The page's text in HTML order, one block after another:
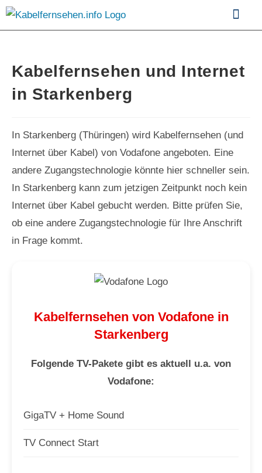
Kabelfernsehen und Internet
in Starkenberg
In Starkenberg (Thüringen) wird Kabelfernsehen (und
Internet über Kabel) von Vodafone angeboten. Eine
andere Zugangstechnologie könnte hier schneller sein.
In Starkenberg kann zum jetzigen Zeitpunkt noch kein
Internet über Kabel gebucht werden. Bitte prüfen Sie,
ob eine andere Zugangstechnologie für Ihre Anschrift
in Frage kommt.
Kabelfernsehen von Vodafone in
Starkenberg
Folgende TV-Pakete gibt es aktuell u.a. von
Vodafone:
GigaTV + Home Sound
TV Connect Start